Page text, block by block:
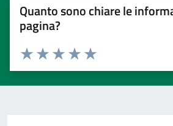
Quanto sono chiare le
pagina?
Valuta 5 stelle su 5
Valuta 4 stelle su 5
Valuta 3 stelle su 5
Valuta 2 stelle su 5
Valuta 1 stelle su 5